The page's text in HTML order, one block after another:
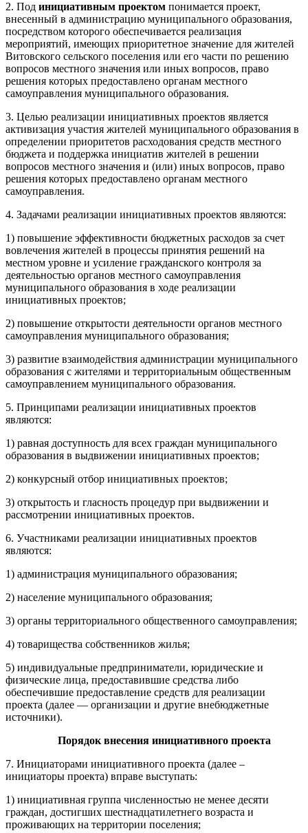
2. Под инициативным проектом понимается проект,
внесенный в администрацию муниципального образования,
посредством которого обеспечивается реализация
мероприятий, имеющих приоритетное значение для жителей
Витовского сельского поселения или его части по решению
вопросов местного значения или иных вопросов, право
решения которых предоставлено органам местного
самоуправления муниципального образования.
3. Целью реализации инициативных проектов является
активизация участия жителей муниципального образования в
определении приоритетов расходования средств местного
бюджета и поддержка инициатив жителей в решении
вопросов местного значения и (или) иных вопросов, право
решения которых предоставлено органам местного
самоуправления.
4. Задачами реализации инициативных проектов являются:
1) повышение эффективности бюджетных расходов за счет
вовлечения жителей в процессы принятия решений на
местном уровне и усиление гражданского контроля за
деятельностью органов местного самоуправления
муниципального образования в ходе реализации
инициативных проектов;
2) повышение открытости деятельности органов местного
самоуправления муниципального образования;
3) развитие взаимодействия администрации муниципального
образования с жителями и территориальным общественным
самоуправлением муниципального образования.
5. Принципами реализации инициативных проектов
являются:
1) равная доступность для всех граждан муниципального
образования в выдвижении инициативных проектов;
2) конкурсный отбор инициативных проектов;
3) открытость и гласность процедур при выдвижении и
рассмотрении инициативных проектов.
6. Участниками реализации инициативных проектов
являются:
1) администрация муниципального образования;
2) население муниципального образования;
3) органы территориального общественного самоуправления;
4) товарищества собственников жилья;
5) индивидуальные предприниматели, юридические и
физические лица, предоставившие средства либо
обеспечившие предоставление средств для реализации
проекта (далее — организации и другие внебюджетные
источники).
Порядок внесения инициативного проекта
7. Инициаторами инициативного проекта (далее –
инициаторы проекта) вправе выступать:
1) инициативная группа численностью не менее десяти
граждан, достигших шестнадцатилетнего возраста и
проживающих на территории поселения;